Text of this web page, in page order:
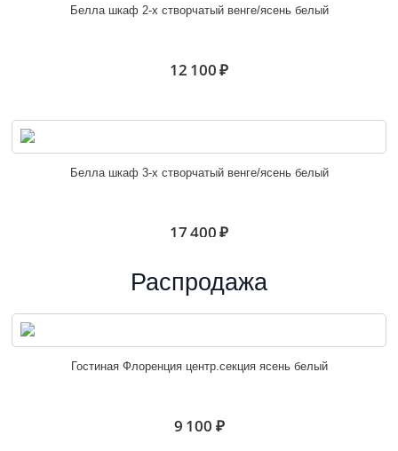
Белла шкаф 2-х створчатый венге/ясень белый
12 100 ₽
Белла шкаф 3-х створчатый венге/ясень белый
17 400 ₽
Распродажа
Гостиная Флоренция центр.секция ясень белый
9 100 ₽